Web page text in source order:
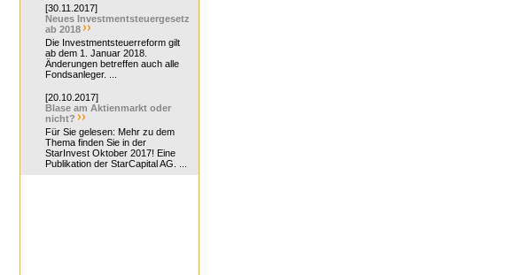
[30.11.2017]
Neues Investmentsteuergesetz
ab 2018
Die Investmentsteuerreform gilt
ab dem 1. Januar 2018.
Änderungen betreffen auch alle
Fondsanleger. ...
[20.10.2017]
Blase am Aktienmarkt oder
nicht?
Für Sie gelesen: Mehr zu dem
Thema finden Sie in der
StarInvest Oktober 2017! Eine
Publikation der StarCapital AG. ...